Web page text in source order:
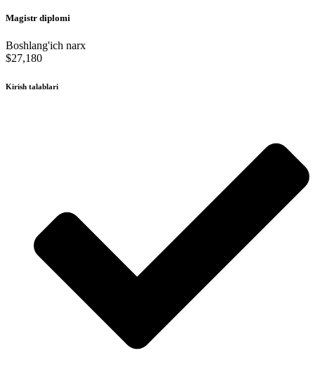
Magistr diplomi
Boshlang'ich narx
$27,180
Kirish talablari